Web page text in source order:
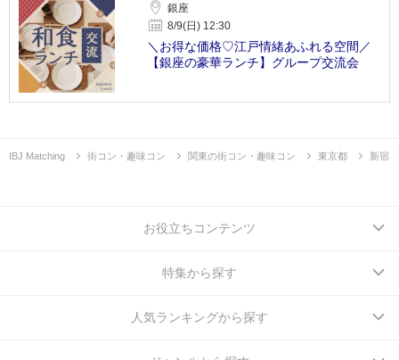
銀座
8/9(日) 12:30
＼お得な価格♡江戸情緒あふれる空間／
【銀座の豪華ランチ】グループ交流会
IBJ Matching 街コン・趣味コン 関東の街コン・趣味コン 東京都 新宿
お役立ちコンテンツ
特集から探す
人気ランキングから探す